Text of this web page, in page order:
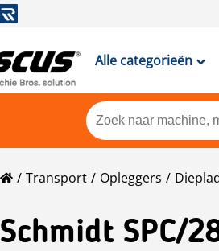
Alle categorieën
Transport Opleggers
Schmidt SPC/